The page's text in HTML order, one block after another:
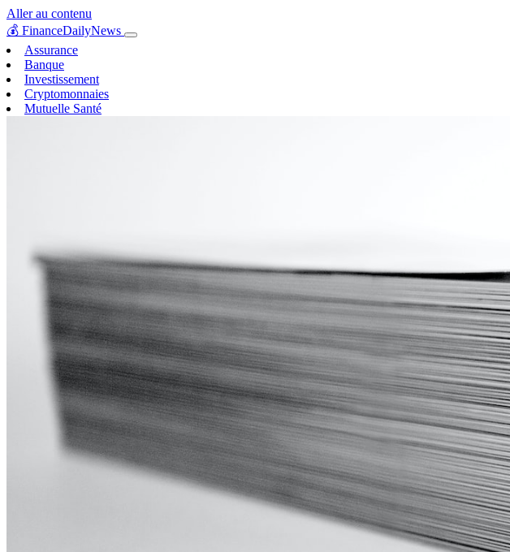
Aller au contenu
💰 FinanceDailyNews
Assurance
Banque
Investissement
Cryptomonnaies
Mutuelle Santé